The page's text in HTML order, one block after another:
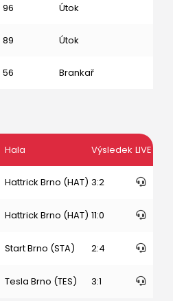
96 Útok
89 Útok
56 Brankař
Hala Výsledek LIVE
Hattrick Brno (HAT) 3:2
Hattrick Brno (HAT) 11:0
Start Brno (STA) 2:4
Tesla Brno (TES) 3:1